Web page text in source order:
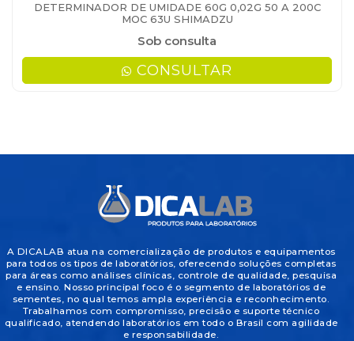
DETERMINADOR DE UMIDADE 60G 0,02G 50 A 200C
MOC 63U SHIMADZU
Sob consulta
CONSULTAR
A DICALAB atua na comercialização de produtos e equipamentos
para todos os tipos de laboratórios, oferecendo soluções completas
para áreas como análises clínicas, controle de qualidade, pesquisa
e ensino. Nosso principal foco é o segmento de laboratórios de
sementes, no qual temos ampla experiência e reconhecimento.
Trabalhamos com compromisso, precisão e suporte técnico
qualificado, atendendo laboratórios em todo o Brasil com agilidade
e responsabilidade.